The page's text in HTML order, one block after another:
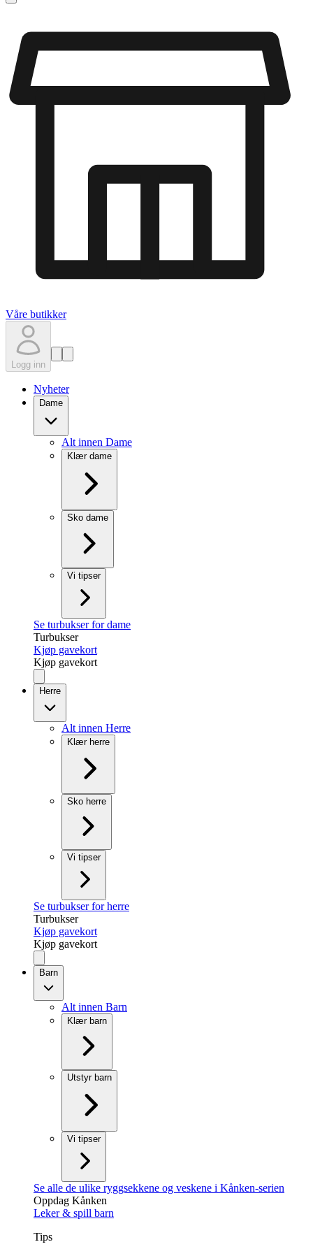
Våre butikker
Logg inn
Nyheter
Dame
Alt innen Dame
Klær dame
Sko dame
Vi tipser
Se turbukser for dame
Turbukser
Kjøp gavekort
Kjøp gavekort
Herre
Alt innen Herre
Klær herre
Sko herre
Vi tipser
Se turbukser for herre
Turbukser
Kjøp gavekort
Kjøp gavekort
Barn
Alt innen Barn
Klær barn
Utstyr barn
Vi tipser
Se alle de ulike ryggsekkene og veskene i Kånken-serien
Oppdag Kånken
Leker & spill barn
Tips